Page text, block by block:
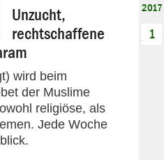
Unzucht,
rechtschaffene
wird beim
der Muslime
religiöse, als
Jede Woche
2017
1